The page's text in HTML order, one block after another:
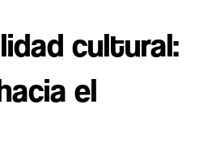
cultural:
el